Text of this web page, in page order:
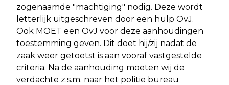
zogenaamde "machtiging" nodig. Deze wordt
letterlijk uitgeschreven door een hulp OvJ.
Ook MOET een OvJ voor deze aanhoudingen
toestemming geven. Dit doet hij/zij nadat de
zaak weer getoetst is aan vooraf vastgestelde
criteria. Na de aanhouding moeten wij de
verdachte z.s.m. naar het politie bureau